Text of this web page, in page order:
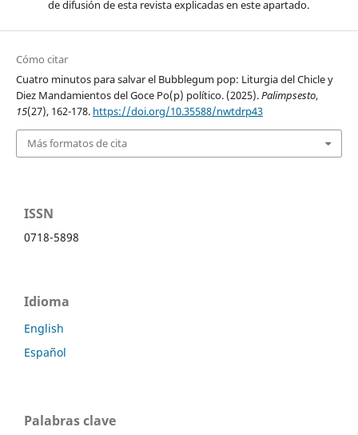
de difusión de esta revista explicadas en este apartado.
Cómo citar
Cuatro minutos para salvar el Bubblegum pop: Liturgia del Chicle y
Diez Mandamientos del Goce Po(p) político. (2025).Palimpsesto,
15(27), 162-178. https://doi.org/10.35588/nwtdrp43
Más formatos de cita
ISSN
0718-5898
Idioma
English
Español
Palabras clave